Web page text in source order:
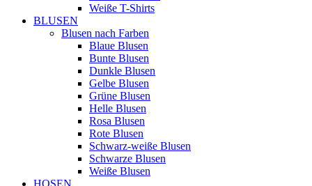
Weiße T-Shirts
BLUSEN
Blusen nach Farben
Blaue Blusen
Bunte Blusen
Dunkle Blusen
Gelbe Blusen
Grüne Blusen
Helle Blusen
Rosa Blusen
Rote Blusen
Schwarz-weiße Blusen
Schwarze Blusen
Weiße Blusen